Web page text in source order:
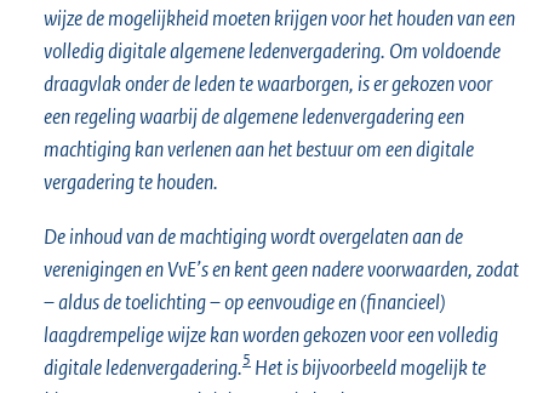
wijze de mogelijkheid moeten krijgen voor het houden van een
volledig digitale algemene ledenvergadering. Om voldoende
draagvlak onder de leden te waarborgen, is er gekozen voor
een regeling waarbij de algemene ledenvergadering een
machtiging kan verlenen aan het bestuur om een digitale
vergadering te houden.
De inhoud van de machtiging wordt overgelaten aan de
verenigingen en VvE’s en kent geen nadere voorwaarden, zodat
– aldus de toelichting – op eenvoudige en (financieel)
laagdrempelige wijze kan worden gekozen voor een volledig
digitale ledenvergadering.5 Het is bijvoorbeeld mogelijk te